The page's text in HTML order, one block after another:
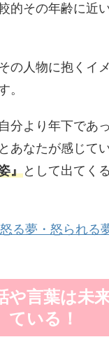
的その年齢に近
の人物に抱くイ
。
分より年下であ
あなたが感じて
』として出てく
怒る夢・怒られる
や言葉は未
ている！